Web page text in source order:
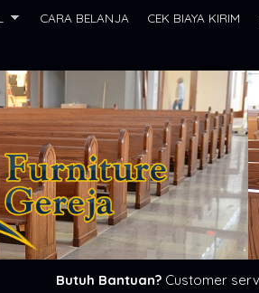
CARA BELANJA CEK BIAYA KIRIM
Butuh Bantuan?Customer